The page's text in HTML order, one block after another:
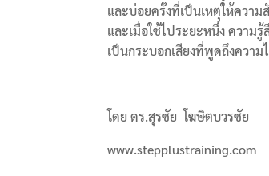
และบ่อยครั้งที่เป็นเหตุให้ควา
และเมื่อใช้ไประยะหนึ่ง ความ
เป็นกระบอกเสียงที่พูดถึงความ
โดย ดร.สุรชัย โฆษิตบวรชัย
www.stepplustraining.com